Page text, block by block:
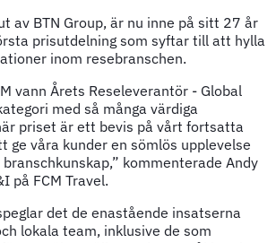
av BTN Group, är nu inne på sitt 27 år
prisutdelning som syftar till att hylla
inom resebranschen.
vann Årets Reseleverantör - Global
med så många värdiga
priset är ett bevis på vårt fortsatta
ge våra kunder en sömlös upplevelse
kommenterade Andy
på FCM Travel.
det de enastående insatserna
lokala team, inklusive de som